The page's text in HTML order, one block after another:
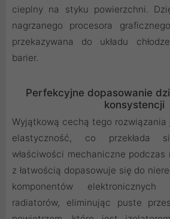
cieplny na styku powierzchni.
nagrzanego procesora
przekazywana do układu
barier.
Perfekcyjne dopasowanie
konsystencji
Wyjątkową cechą tego
elastyczność, co przekłada
właściwości mechaniczne podczas
z łatwością dopasowuje się do
komponentów
radiatorów, eliminując puste